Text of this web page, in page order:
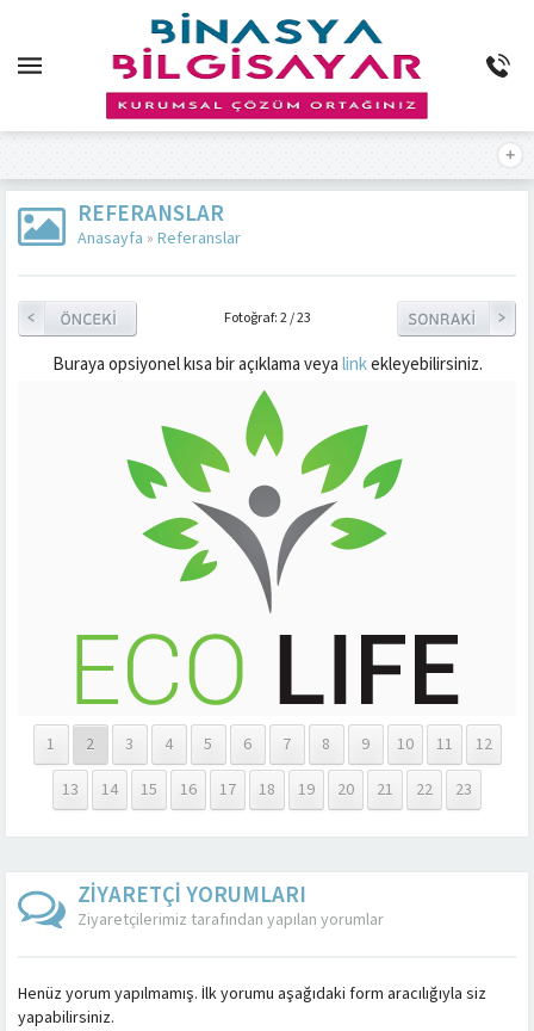
REFERANSLAR
Anasayfa » Referanslar
Fotoğraf: 2 / 23
Buraya opsiyonel kısa bir açıklama veyalinkekleyebilirsiniz.
1 2 3 4 5 6 7 8 9 10 11
12
13
14 15 16 17 18 19 20 21 22 23
ZİYARETÇİ YORUMLARI
Ziyaretçilerimiz tarafından yapılan yorumlar
Henüz yorum yapılmamış. İlk yorumu aşağıdaki form aracılığıyla siz
yapabilirsiniz.